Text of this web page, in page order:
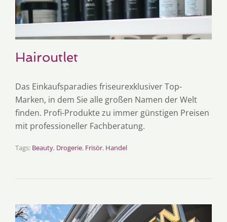
Hairoutlet
Das Einkaufsparadies friseurexklusiver Top-
Marken, in dem Sie alle großen Namen der Welt
finden. Profi-Produkte zu immer günstigen Preisen
mit professioneller Fachberatung.
Tags: Beauty, Drogerie, Frisör, Handel